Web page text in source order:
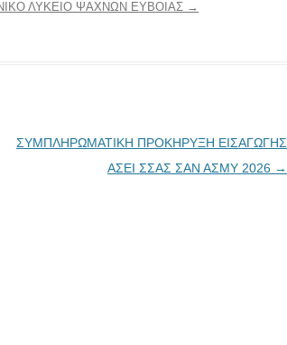
ΛΥΚΕΙΟ ΨΑΧΝΩΝ ΕΥΒΟΙΑΣ →
ΣΥΜΠΛΗΡΩΜΑΤΙΚΗ ΠΡΟΚΗΡΥΞΗ ΕΙΣΑΓΩΓΗΣ
ΑΣΕΙ ΣΣΑΣ ΣΑΝ ΑΣΜΥ 2026 →